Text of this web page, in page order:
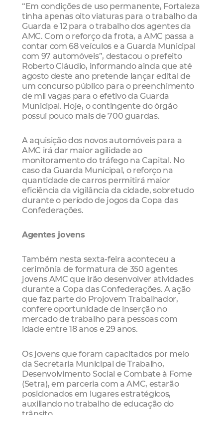
“Em condições de uso permanente, Fortaleza
tinha apenas oito viaturas para o trabalho da
Guarda e 12 para o trabalho dos agentes da
AMC. Com o reforço da frota, a AMC passa a
contar com 68 veículos e a Guarda Municipal
com 97 automóveis”, destacou o prefeito
Roberto Cláudio, informando ainda que até
agosto deste ano pretende lançar edital de
um concurso público para o preenchimento
de mil vagas para o efetivo da Guarda
Municipal. Hoje, o contingente do órgão
possui pouco mais de 700 guardas.
A aquisição dos novos automóveis para a
AMC irá dar maior agilidade ao
monitoramento do tráfego na Capital. No
caso da Guarda Municipal, o reforço na
quantidade de carros permitirá maior
eficiência da vigilância da cidade, sobretudo
durante o período de jogos da Copa das
Confederações.
Agentes jovens
Também nesta sexta-feira aconteceu a
cerimônia de formatura de 350 agentes
jovens AMC que irão desenvolver atividades
durante a Copa das Confederações. A ação
que faz parte do Projovem Trabalhador,
confere oportunidade de inserção no
mercado de trabalho para pessoas com
idade entre 18 anos e 29 anos.
Os jovens que foram capacitados por meio
da Secretaria Municipal de Trabalho,
Desenvolvimento Social e Combate à Fome
(Setra), em parceria com a AMC, estarão
posicionados em lugares estratégicos,
auxiliando no trabalho de educação do
trânsito.